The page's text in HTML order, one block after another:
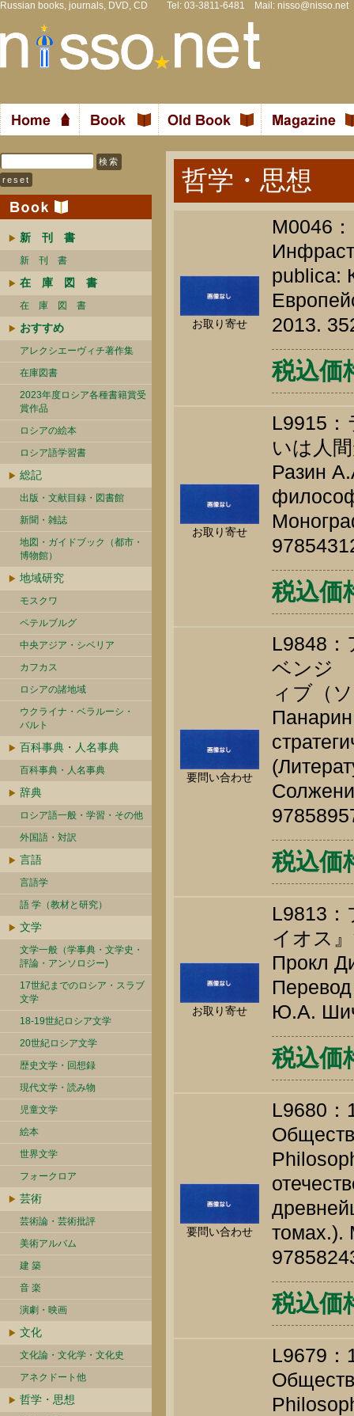
Russian books, journals, DVD, CD Tel: 03-3811-6481 Mail: nisso@nisso.net
新 刊 書
新 刊 書
在 庫 図 書
在 庫 図 書
おすすめ
アレクシエーヴィチ著作集
在庫図書
2023年度ロシア各種書籍賞受
賞作品
ロシアの絵本
ロシア語学習書
総記
出版・文献目録・図書館
新聞・雑誌
地図・ガイドブック（都市・
博物館）
地域研究
モスクワ
ペテルブルグ
中央アジア・シベリア
カフカス
ロシアの諸地域
ウクライナ・ベラルーシ・
バルト
百科事典・人名事典
百科事典・人名事典
辞典
ロシア語一般・学習・その他
外国語・対訳
言語
言語学
語 学（教材と研究）
文学
文学一般（学事典・文学史・
評論・アンソロジー)
17世紀までのロシア・スラブ
文学
18-19世紀ロシア文学
20世紀ロシア文学
歴史文学・回想録
現代文学・読み物
児童文学
絵本
世界文学
フォークロア
芸術
芸術論・芸術批評
美術アルバム
建 築
音 楽
演劇・映画
文化
文化論・文化学・文化史
アネクドート他
哲学・思想
哲学・思想
お取り寄せ
M0046
publica:
2013.
税込価
お取り寄せ
L9915
いは人
Разин
税込価
要問い合わせ
L9848
ベンジ
ィブ（
税込
お取り寄せ
L9813
イオス
Прокл
Ю.А.
税込価
要問い合わせ
L9680
税込
L9679